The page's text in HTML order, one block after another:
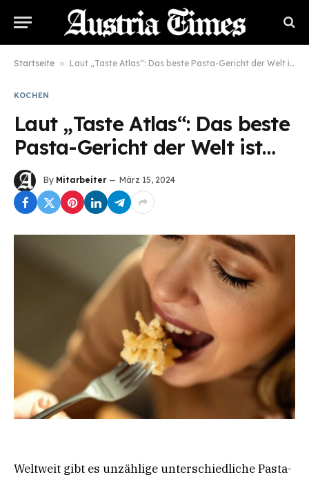
Startseite » Laut „Taste Atlas“: Das beste Pasta-Gericht der Welt ist…
KOCHEN
Laut „Taste Atlas“: Das beste
Pasta-Gericht der Welt ist…
By Mitarbeiter März 15, 2024
Weltweit gibt es unzählige unterschiedliche Pasta-